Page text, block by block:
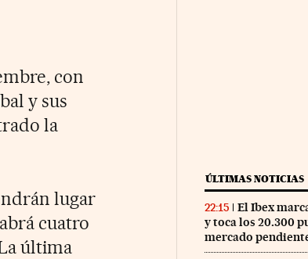
con
y sus
la
lugar
cuatro
última
ÚLTIMAS NOTICIAS
22:15
El Ibex
y toca los 20.300
mercado